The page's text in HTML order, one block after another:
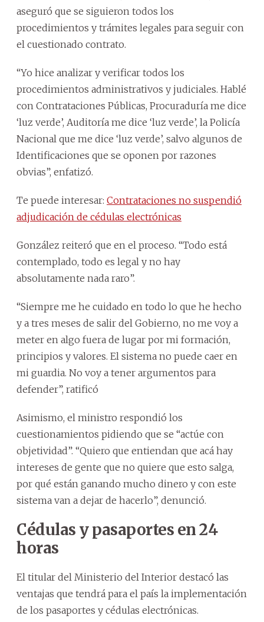
aseguró que se siguieron todos los
procedimientos y trámites legales para seguir con
el cuestionado contrato.
“Yo hice analizar y verificar todos los
procedimientos administrativos y judiciales. Hablé
con Contrataciones Públicas, Procuraduría me dice
‘luz verde’, Auditoría me dice ‘luz verde’, la Policía
Nacional que me dice ‘luz verde’, salvo algunos de
Identificaciones que se oponen por razones
obvias”, enfatizó.
Te puede interesar: Contrataciones no suspendió
adjudicación de cédulas electrónicas
González reiteró que en el proceso. “Todo está
contemplado, todo es legal y no hay
absolutamente nada raro”.
“Siempre me he cuidado en todo lo que he hecho
y a tres meses de salir del Gobierno, no me voy a
meter en algo fuera de lugar por mi formación,
principios y valores. El sistema no puede caer en
mi guardia. No voy a tener argumentos para
defender”, ratificó
Asimismo, el ministro respondió los
cuestionamientos pidiendo que se “actúe con
objetividad”. “Quiero que entiendan que acá hay
intereses de gente que no quiere que esto salga,
por qué están ganando mucho dinero y con este
sistema van a dejar de hacerlo”, denunció.
Cédulas y pasaportes en 24
horas
El titular del Ministerio del Interior destacó las
ventajas que tendrá para el país la implementación
de los pasaportes y cédulas electrónicas.